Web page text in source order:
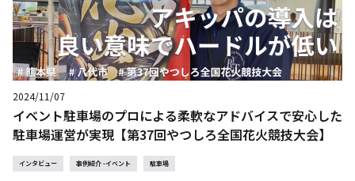
2024/11/07
イベント駐車場のプロによる柔軟なアドバイスで安心した
駐車場運営が実現【第37回やつしろ全国花火競技大会】
インタビュー 事例紹介 -イベント 駐車場